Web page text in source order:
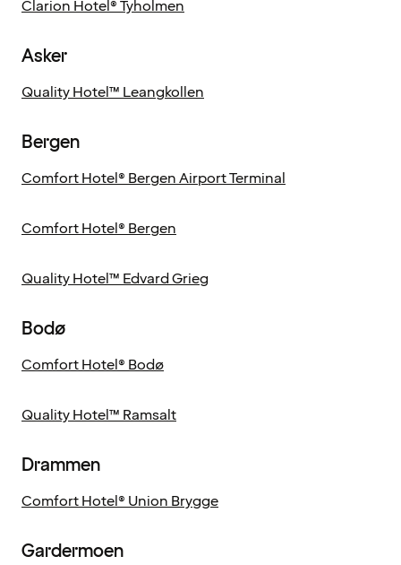
Clarion Hotel® Tyholmen
Asker
Quality Hotel™ Leangkollen
Bergen
Comfort Hotel® Bergen Airport Terminal
Comfort Hotel® Bergen
Quality Hotel™ Edvard Grieg
Bodø
Comfort Hotel® Bodø
Quality Hotel™ Ramsalt
Drammen
Comfort Hotel® Union Brygge
Gardermoen